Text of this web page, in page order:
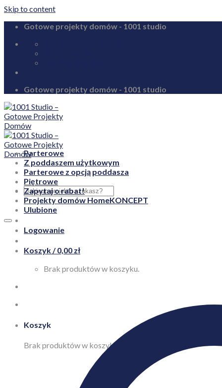
Skip to content
Gotowe projekty domów - 1001 studio
Gotowe projekty domów - 1001 studio
Ulubione
Logowanie
Koszyk /0,00 zł
Brak produktów w koszyku.
Koszyk
Brak produktów w koszyku.
Parterowe
Z poddaszem użytkowym
Parterowe z opcją poddasza
Piętrowe
Zapytaj o rabat!
Projekty domów HomeKONCEPT